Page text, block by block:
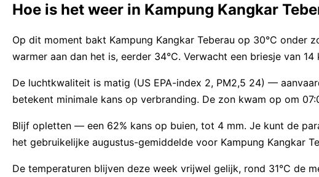
Hoe is het weer in Kampung Kangkar
Op dit moment bakt Kampung Kangkar Teberau op 30°C onder
warmer aan dan het is, eerder 34°C. Verwacht een briesje van
De luchtkwaliteit is matig (US EPA-index 2, PM2,5 24) —
betekent minimale kans op verbranding. De zon kwam op om
Blijf opletten — een 62% kans op buien, tot 4 mm. Je kunt de
het gebruikelijke augustus-gemiddelde voor Kampung Kangkar
De temperaturen blijven deze week vrijwel gelijk, rond 31°C de